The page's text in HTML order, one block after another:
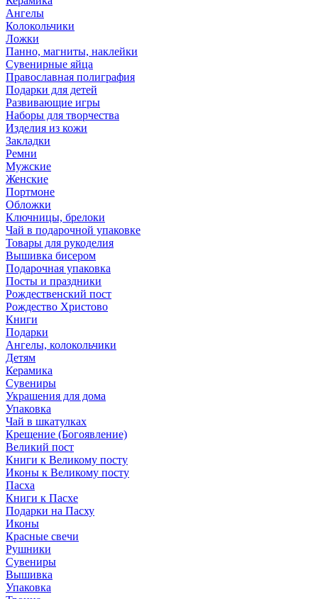
Ангелы
Колокольчики
Ложки
Панно, магниты, наклейки
Сувенирные яйца
Православная полиграфия
Подарки для детей
Развивающие игры
Наборы для творчества
Изделия из кожи
Закладки
Ремни
Мужские
Женские
Портмоне
Обложки
Ключницы, брелоки
Чай в подарочной упаковке
Товары для рукоделия
Вышивка бисером
Подарочная упаковка
Посты и праздники
Рождественский пост
Рождество Христово
Книги
Подарки
Ангелы, колокольчики
Детям
Керамика
Сувениры
Украшения для дома
Упаковка
Чай в шкатулках
Крещение (Богоявление)
Великий пост
Книги к Великому посту
Иконы к Великому посту
Пасха
Книги к Пасхе
Подарки на Пасху
Иконы
Красные свечи
Рушники
Сувениры
Вышивка
Упаковка